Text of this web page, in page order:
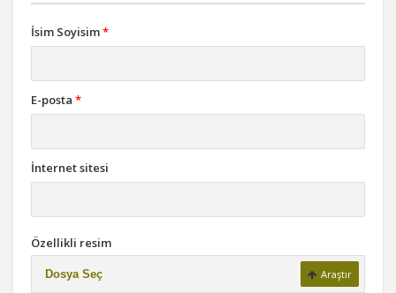
İsim Soyisim*
E-posta *
İnternet sitesi
Özellikli resim
Dosya Seç Araştır